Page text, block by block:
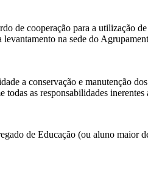
de cooperação para a utilização
na sede do
a conservação e manutenção
as responsabilidades
de Educação (ou aluno maior